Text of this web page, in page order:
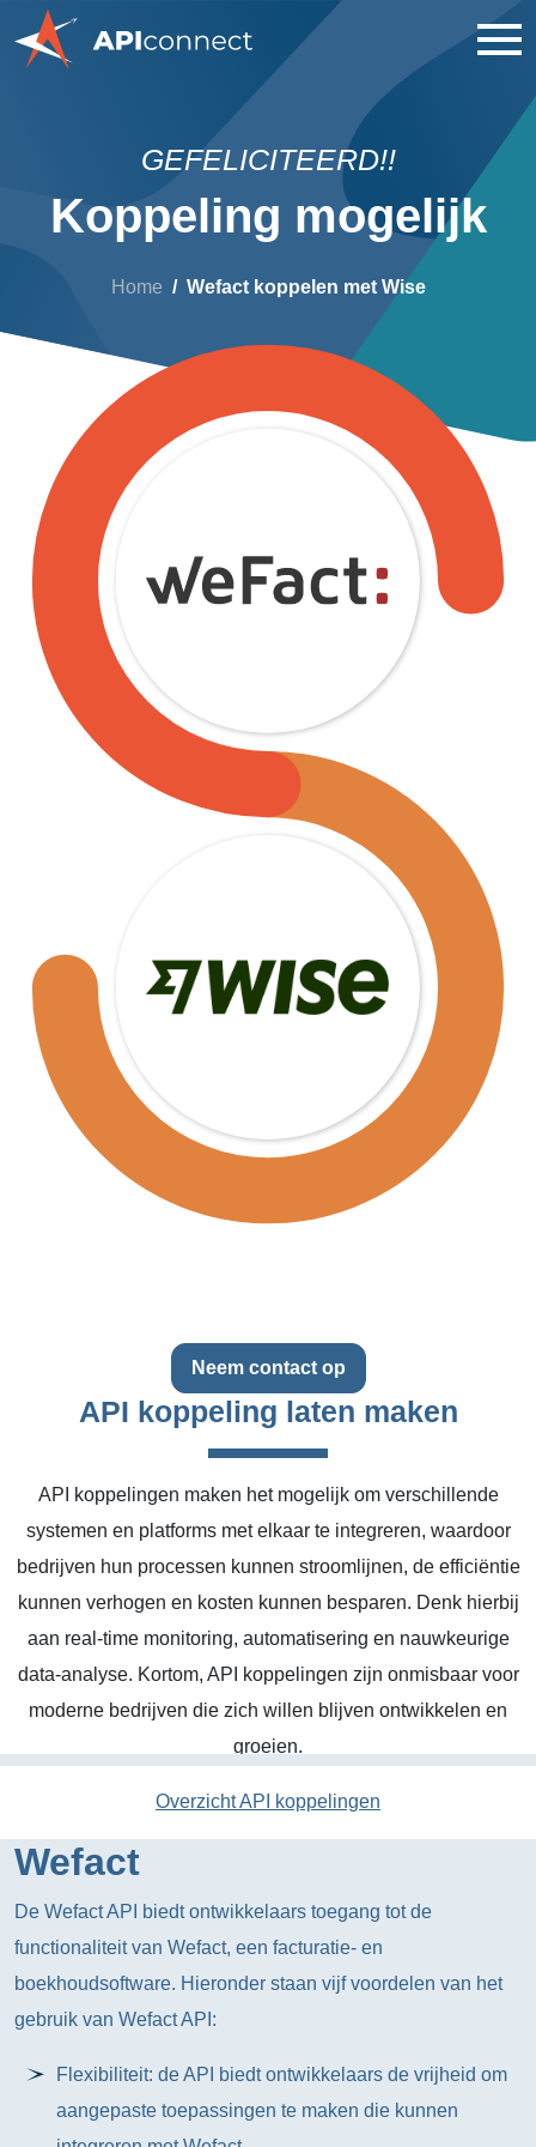
GEFELICITEERD!!
Koppeling mogelijk
Home Wefact koppelen met Wise
Neem contact op
API koppeling laten maken
API koppelingen maken het mogelijk om verschillende
systemen en platforms met elkaar te integreren, waardoor
bedrijven hun processen kunnen stroomlijnen, de efficiëntie
kunnen verhogen en kosten kunnen besparen. Denk hierbij
aan real-time monitoring, automatisering en nauwkeurige
data-analyse. Kortom, API koppelingen zijn onmisbaar voor
moderne bedrijven die zich willen blijven ontwikkelen en
groeien.
Overzicht API koppelingen
Wefact
De Wefact API biedt ontwikkelaars toegang tot de
functionaliteit van Wefact, een facturatie- en
boekhoudsoftware. Hieronder staan vijf voordelen van het
gebruik van Wefact API:
Flexibiliteit: de API biedt ontwikkelaars de vrijheid om
aangepaste toepassingen te maken die kunnen